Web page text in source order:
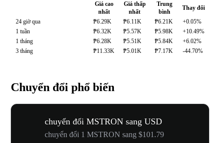
Giá cao
nhất
Giá thấp
nhất
Trung
bình
Thay đổi
24 giờ qua
₱6.29K ₱6.11K ₱6.21K
+0.05%
1 tuần
₱6.32K ₱5.57K ₱5.98K
+10.49%
1 tháng
₱6.28K ₱5.51K ₱5.84K
+6.02%
3 tháng
₱11.33K ₱5.01K ₱7.17K -44.70%
Chuyển đổi phổ biến
chuyển đổi MSTRON sang USD
chuyển đổi 1 MSTRON sang $101.79